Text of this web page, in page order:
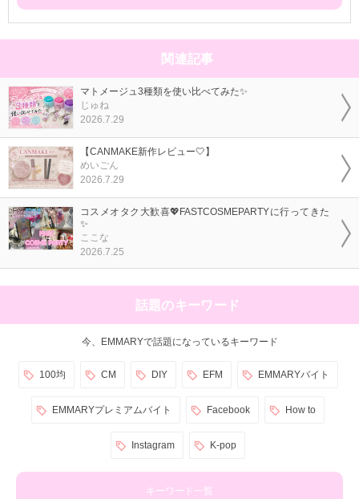
関連記事
マトメージュ3種類を使い比べてみた✨
じゅね
2026.7.29
【CANMAKE新作レビュー🤍】
めいごん
2026.7.29
コスメオタク大歓喜💖FASTCOSMEPARTYに行ってきた
✨
ここな
2026.7.25
話題のキーワード
今、EMMARYで話題になっているキーワード
100均 CM DIY EFM EMMARYバイト
EMMARYプレミアムバイト Facebook How to
Instagram K-pop
キーワード一覧